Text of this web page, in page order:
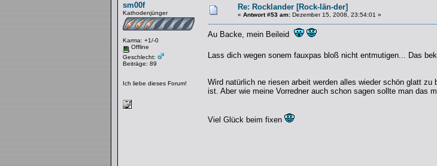
sm00f
Kathodenjünger
Karma: +1/-0
Offline
Geschlecht:
Beiträge: 89
Ich liebe dieses Forum!
Re: Rocklander [Rock-län-der]
« Antwort #53 am:Dezember 15, 2008, 23:54:01 »
Au Backe, mein Beileid
Lass dich wegen sonem fauxpas bloß nicht entmutigen... Das
Wird natürlich ne riesen arbeit werden alles wieder schön glatt
ist. Aber wie meine Vorredner auch schon sagen sollte man das
Viel Glück beim fixen